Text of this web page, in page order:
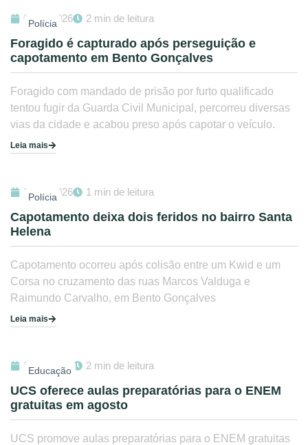
Polícia
01/08/2026 2 min de leitura
Foragido é capturado após perseguição e
capotamento em Bento Gonçalves
Foragido com mandado de prisão por furto qualificado
tentou fugir da Guarda Civil Municipal, percorreu diversas
vias da cidade e acabou preso após capotar o veículo.
Leia mais
Polícia
31/07/2026 1 min de leitura
Capotamento deixa dois feridos no bairro Santa
Helena
Capotamento ocorreu após colisão entre um Kwid e um
Corsa no cruzamento das ruas Marcos Valduga e
Raimundo Carvalho, em Bento Gonçalves
Leia mais
Educação
31/07/2026 2 min de leitura
UCS oferece aulas preparatórias para o ENEM
gratuitas em agosto
UCS promove aulas preparatórias para o ENEM gratuitas